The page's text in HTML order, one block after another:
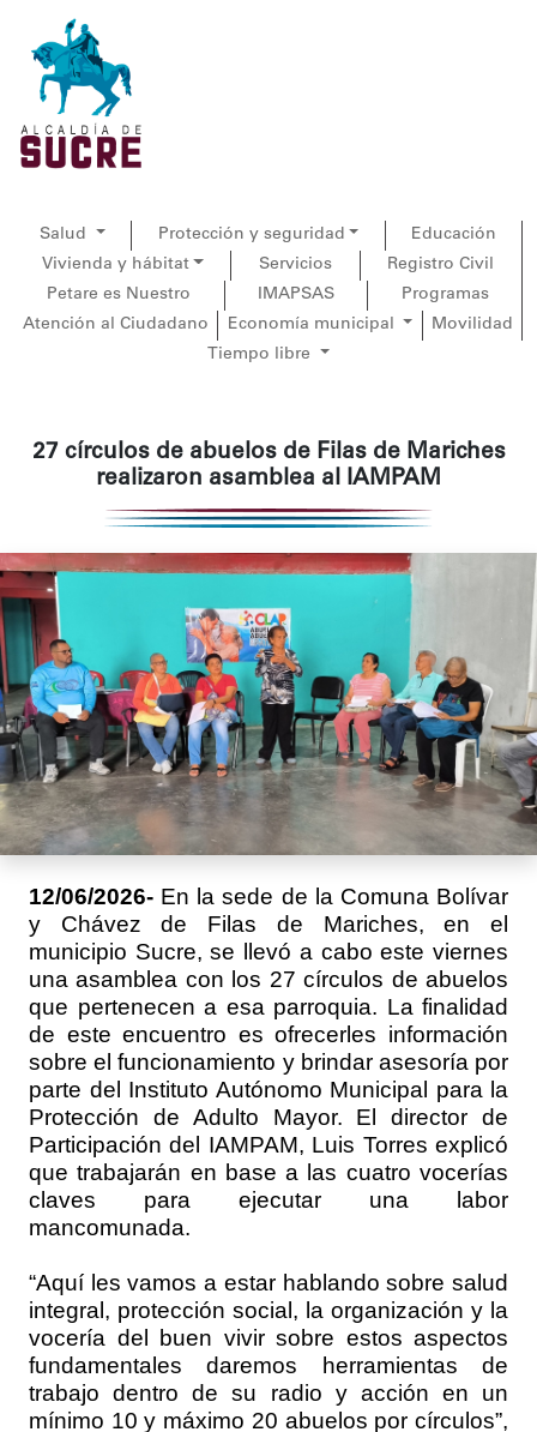
Salud Protección y seguridad
Educación
Vivienda y hábitat
Servicios
Registro Civil
Petare es Nuestro
IMAPSAS
Programas
Atención al Ciudadano
Economía municipal
Movilidad
Tiempo libre
27 círculos de abuelos de Filas de Mariches
realizaron asamblea al IAMPAM
12/06/2026- En la sede de la Comuna Bolívar
y Chávez de Filas de Mariches, en el
municipio Sucre, se llevó a cabo este viernes
una asamblea con los 27 círculos de abuelos
que pertenecen a esa parroquia. La finalidad
de este encuentro es ofrecerles información
sobre el funcionamiento y brindar asesoría por
parte del Instituto Autónomo Municipal para la
Protección de Adulto Mayor. El director de
Participación del IAMPAM, Luis Torres explicó
que trabajarán en base a las cuatro vocerías
claves para ejecutar una labor
mancomunada.
“Aquí les vamos a estar hablando sobre salud
integral, protección social, la organización y la
vocería del buen vivir sobre estos aspectos
fundamentales daremos herramientas de
trabajo dentro de su radio y acción en un
mínimo 10 y máximo 20 abuelos por círculos”,